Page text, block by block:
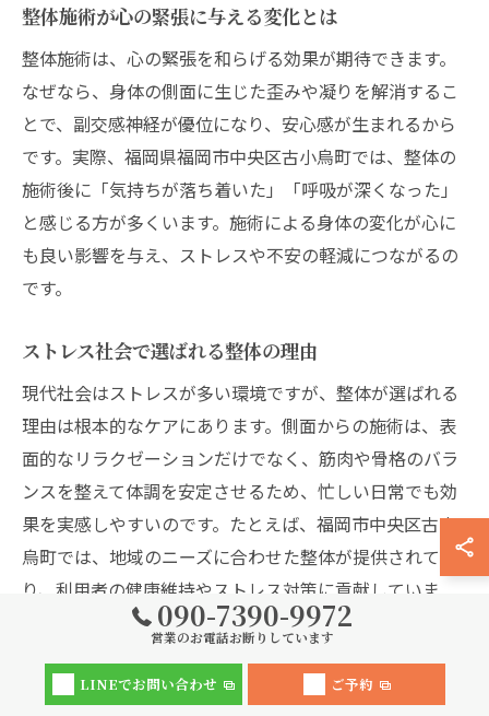
整体施術が心の緊張に与える変化とは
整体施術は、心の緊張を和らげる効果が期待できます。
なぜなら、身体の側面に生じた歪みや凝りを解消するこ
とで、副交感神経が優位になり、安心感が生まれるから
です。実際、福岡県福岡市中央区古小烏町では、整体の
施術後に「気持ちが落ち着いた」「呼吸が深くなった」
と感じる方が多くいます。施術による身体の変化が心に
も良い影響を与え、ストレスや不安の軽減につながるの
です。
ストレス社会で選ばれる整体の理由
現代社会はストレスが多い環境ですが、整体が選ばれる
理由は根本的なケアにあります。側面からの施術は、表
面的なリラクゼーションだけでなく、筋肉や骨格のバラ
ンスを整えて体調を安定させるため、忙しい日常でも効
果を実感しやすいのです。たとえば、福岡市中央区古小
烏町では、地域のニーズに合わせた整体が提供されてお
り、利用者の健康維持やストレス対策に貢献していま
整体で得られる癒しと安心感の秘密
090-7390-9972
営業のお電話お断りしています
LINEでお問い合わせ ご予約